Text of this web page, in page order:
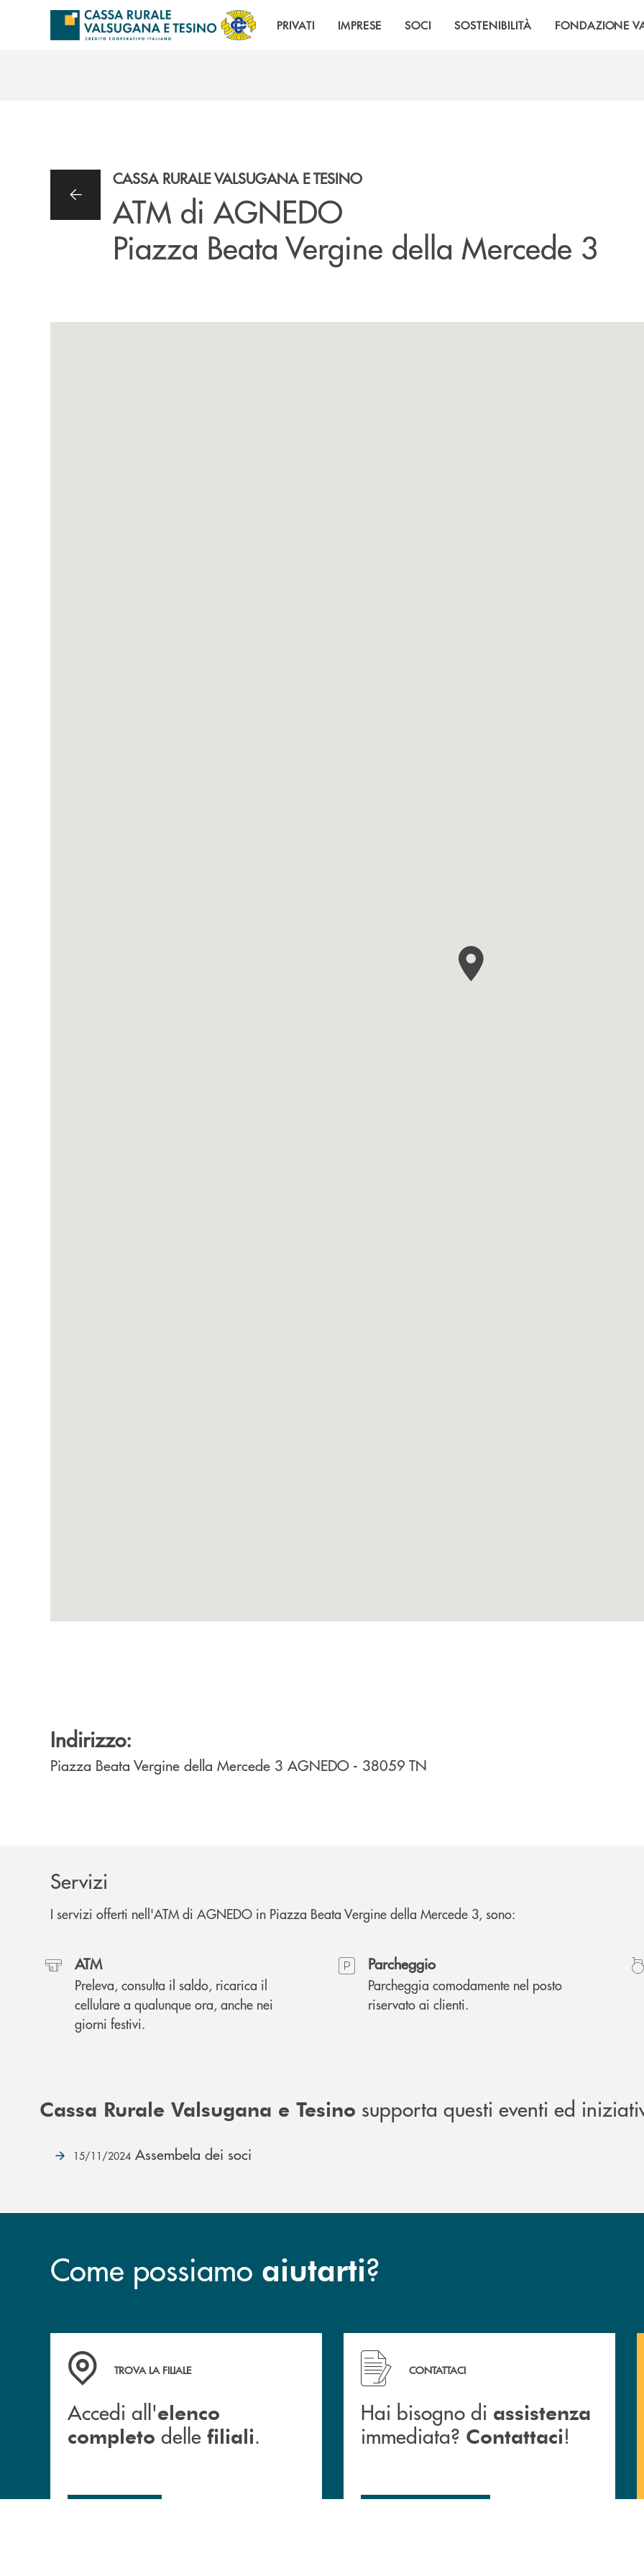
Salta al contenuto principale
PRIVATI IMPRESE SOCI SOSTENIBILITÀ FONDAZIONE
CASSA RURALE VALSUGANA E TESINO
ATM di AGNEDO
Piazza Beata Vergine della Mercede 3
Indirizzo:
Piazza Beata Vergine della Mercede 3 AGNEDO - 38059 TN
Servizi
I servizi offerti nell'ATM di AGNEDO in Piazza Beata Vergine della Mercede 3, sono:
ATM
Preleva, consulta il saldo, ricarica il
cellulare a qualunque ora, anche nei
giorni festivi.
Parcheggio
Parcheggia comodamente nel posto
riservato ai clienti.
Cassa Rurale Valsugana e Tesino supporta questi eventi ed
15/11/2024 Assembela dei soci
Come possiamo aiutarti?
Accedi all' elenco completo delle filiali .
TROVA LA FILIALE
Accedi all'elenco
completo delle filiali.
Hai bisogno di assistenza immediata? Contattaci !
CONTATTACI
Hai bisogno di assistenza
immediata? Contattaci!